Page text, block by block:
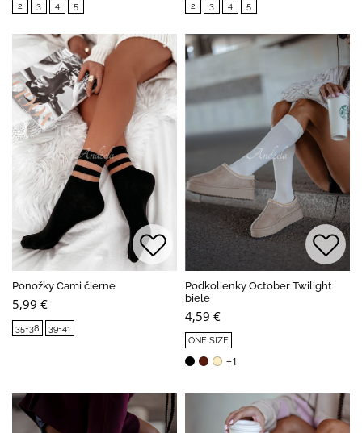
2 3 4 5 2 3 4 5
Ponožky Cami čierne
5,99 €
35-38 39-41
Podkolienky October Twilight
biele
4,59 €
ONE SIZE
+1